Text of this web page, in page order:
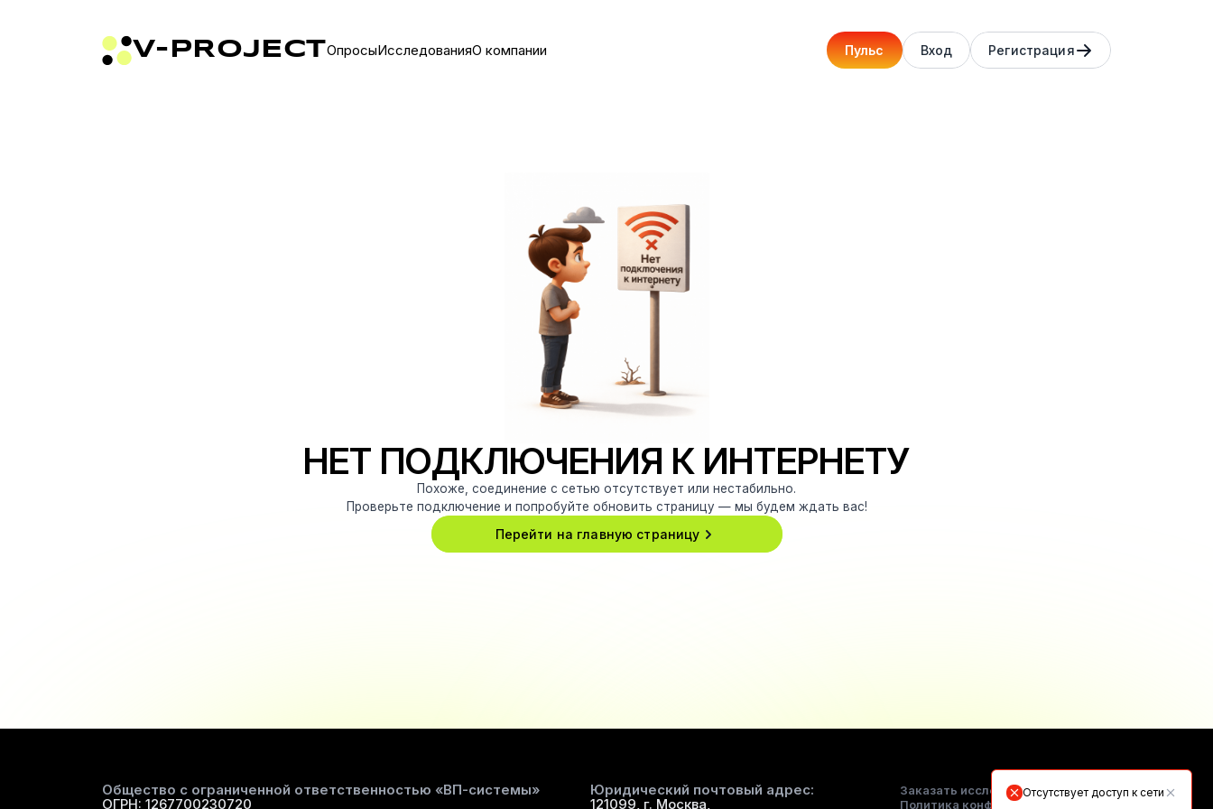
V-PROJECTОпросыИсследованияО компании Пульс Вход Регистрация
Отсутствует доступ к сети
НЕТ ПОДКЛЮЧЕНИЯ К ИНТЕРНЕТУ
Похоже, соединение с сетью отсутствует или нестабильно.
Проверьте подключение и попробуйте обновить страницу — мы будем ждать вас!
Перейти на главную страницу
Общество с ограниченной ответственностью «ВП-системы»
ОГРН: 1267700230720
Юридический почтовый адрес:
121099, г. Москва,
Заказать исследование
Политика конфиденциальности